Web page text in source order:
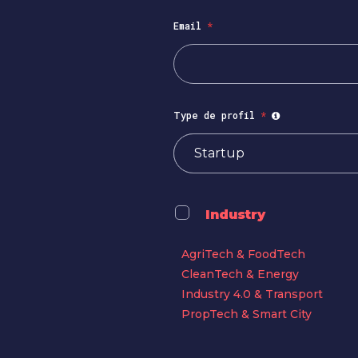
Email *
Type de profil *
Industry
AgriTech & FoodTech
CleanTech & Energy
Industry 4.0 & Transport
PropTech & Smart City